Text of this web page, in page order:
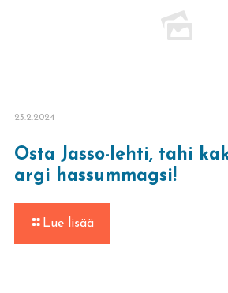
23.2.2024
Osta Jasso-lehti, tahi
argi hassummagsi!
Lue lisää-